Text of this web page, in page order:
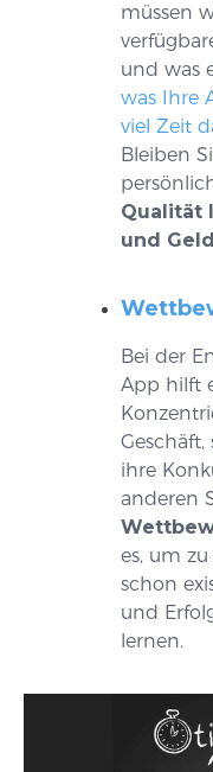
müssen
und was
was Ihre
viel Zeit
Bleiben
Qualität
und
Bei der
App hilft
ihre
anderen
es, um
schon
und
lernen.